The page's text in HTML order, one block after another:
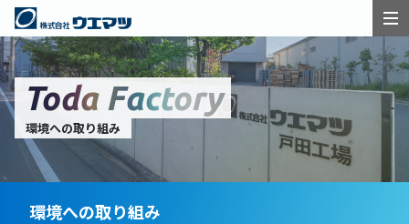
Toda Factory
環境への取り組み
環境への取り組み